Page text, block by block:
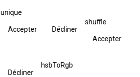
unique
Accepter Décliner
shuffle
Accepter
Décliner
hsbToRgb